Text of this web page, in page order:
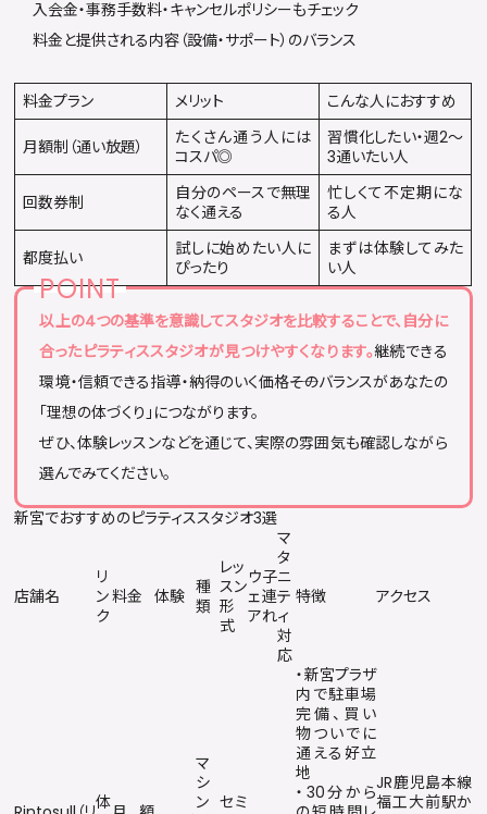
入会金・事務手数料・キャンセルポリシーもチェック
料金と提供される内容（設備・サポート）のバランス
料金プラン メリット こんな人におすすめ
月額制（通い放題）
たくさん通う人には
コスパ◎
習慣化したい・週2〜
3通いたい人
回数券制
自分のペースで無理
なく通える
忙しくて不定期にな
る人
都度払い
試しに始めたい人に
ぴったり
まずは体験してみた
い人
以上の4つの基準を意識してスタジオを比較することで、自分に
合ったピラティススタジオが見つけやすくなります。継続できる
環境・信頼できる指導・納得のいく価格――そのバランスがあなたの
「理想の体づくり」につながります。
ぜひ、体験レッスンなどを通じて、実際の雰囲気も確認しながら
選んでみてください。
新宮でおすすめのピラティススタジオ3選
店舗名
リ
ン
ク
料金 体験 種
類
レッ
スン
形
式
ウ
ェ
ア
子
連
れ
マ
タ
ニ
テ
ィ
対
応
特徴 アクセス
体
マ
シ
ン セミ
・新宮プラザ
内で駐車場
完備、買い
物ついでに
通える好立
地
・30分からJR鹿児島本線
福工大前駅か